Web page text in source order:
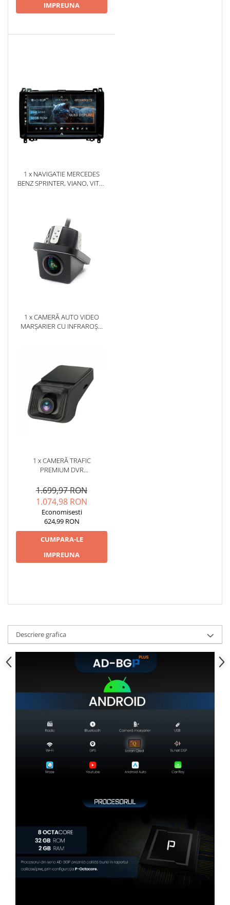
IMPREUNA
1 x NAVIGATIE MERCEDES
BENZ SPRINTER, VIANO, VITO,
INCH - AD-BGP9002+AD-
BGRKIT407
1 x CAMERĂ AUTO VIDEO
MARȘARIER CU INFRAROȘU
1 x CAMERĂ TRAFIC
PREMIUM DVR
PE MULTIMEDIA ȘI
ÎNREGISTRARE PE SD - AD-
BGCMDVR3
1.699,97 RON
1.074,98 RON
Economisesti
624,99 RON
CUMPARA-LE
IMPREUNA
Descriere grafica